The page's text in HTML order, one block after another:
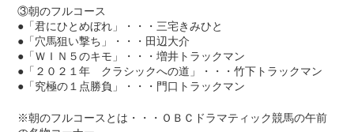
③朝のフルコース
●「君にひとめぼれ」・・・三宅きみひと
●「穴馬狙い撃ち」・・・田辺大介
●「ＷＩＮ５のキモ」・・・増井トラックマン
●「２０２１年 クラシックへの道」・・・竹下トラックマン
●「究極の１点勝負」・・・門口トラックマン
※朝のフルコースとは・・・ＯＢＣドラマティック競馬の午前